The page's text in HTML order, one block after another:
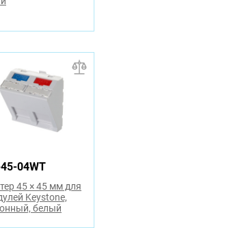
04WT
45 × 45 мм для
Keystone,
белый